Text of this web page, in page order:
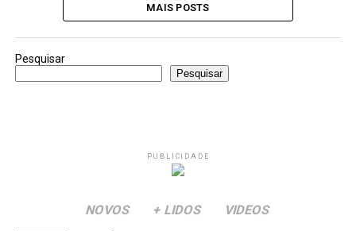
MAIS POSTS
Pesquisar
Pesquisar
PUBLICIDADE
NOVOS + LIDOS VIDEOS